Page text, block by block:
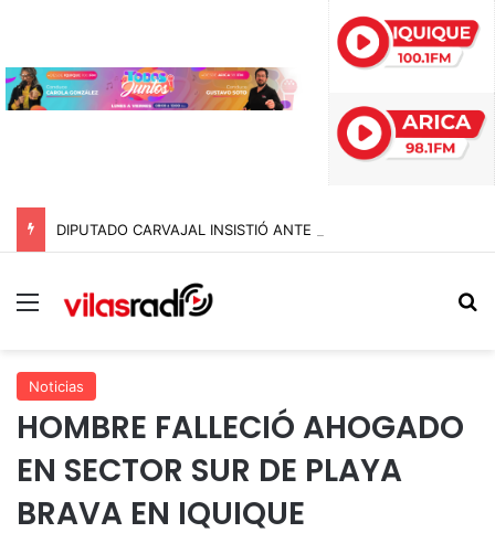
Menú
Noticias
HOMBRE FALLECIÓ AHOGADO
EN SECTOR SUR DE PLAYA
BRAVA EN IQUIQUE